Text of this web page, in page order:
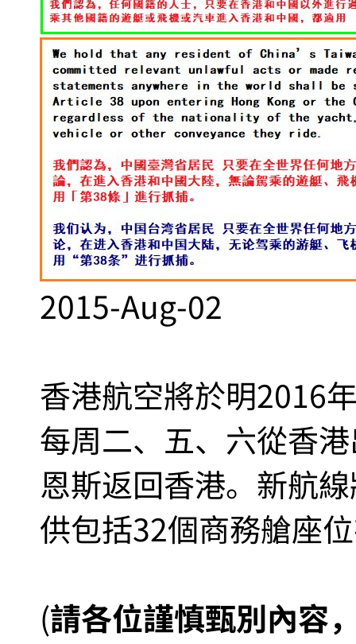
2015-Aug-02
香港航空將於明2016
每周二、五、六從香
恩斯返回香港。新航
供包括32個商務艙座
(請各位謹慎甄別內容